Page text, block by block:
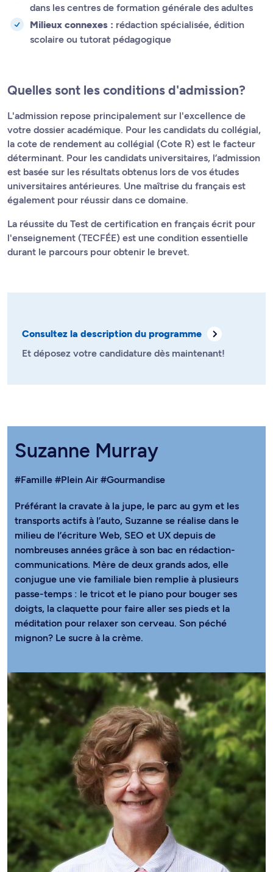
dans les centres de formation générale des adultes
Milieux connexes : rédaction spécialisée, édition
scolaire ou tutorat pédagogique
Quelles sont les conditions d'admission?
L'admission repose principalement sur l'excellence de
votre dossier académique. Pour les candidats du collégial,
la cote de rendement au collégial (Cote R) est le facteur
déterminant. Pour les candidats universitaires, l’admission
est basée sur les résultats obtenus lors de vos études
universitaires antérieures. Une maîtrise du français est
également pour réussir dans ce domaine.
La réussite du Test de certification en français écrit pour
l'enseignement (TECFÉE) est une condition essentielle
durant le parcours pour obtenir le brevet.
Consultez la description du programme
Et déposez votre candidature dès maintenant!
Suzanne Murray
#Famille #Plein Air #Gourmandise
Préférant la cravate à la jupe, le parc au gym et les
transports actifs à l’auto, Suzanne se réalise dans le
milieu de l’écriture Web, SEO et UX depuis de
nombreuses années grâce à son bac en rédaction-
communications. Mère de deux grands ados, elle
conjugue une vie familiale bien remplie à plusieurs
passe-temps : le tricot et le piano pour bouger ses
doigts, la claquette pour faire aller ses pieds et la
méditation pour relaxer son cerveau. Son péché
mignon? Le sucre à la crème.